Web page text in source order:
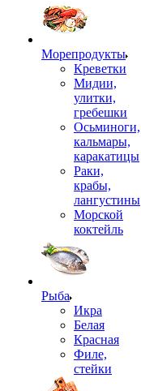
Морепродукты
Креветки
Мидии,
улитки,
гребешки
Осьминоги,
кальмары,
каракатицы
Раки,
крабы,
лангустины
Морской
коктейль
Рыба
Икра
Белая
Красная
Филе,
стейки